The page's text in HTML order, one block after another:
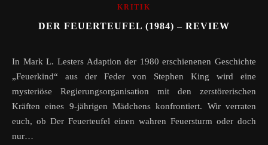
KRITIK
DER FEUERTEUFEL (1984) – REVIEW
In Mark L. Lesters Adaption der 1980 erschienenen Geschichte
„Feuerkind“ aus der Feder von Stephen King wird eine
mysteriöse Regierungsorganisation mit den zerstörerischen
Kräften eines 9-jährigen Mädchens konfrontiert. Wir verraten
euch, ob Der Feuerteufel einen wahren Feuersturm oder doch
nur…